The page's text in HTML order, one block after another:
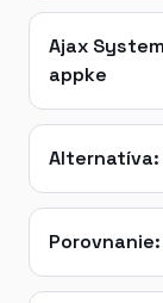
Ajax
appke